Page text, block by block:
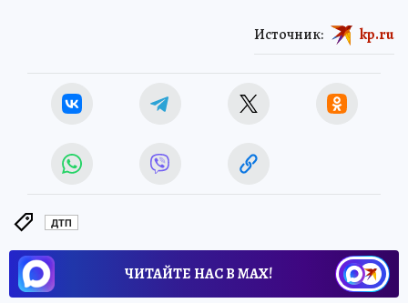
Источник: kp.ru
ДТП
ЧИТАЙТЕ НАС В МАХ!